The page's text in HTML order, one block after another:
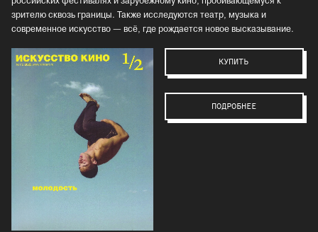
зрителю сквозь границы. Также исследуются театр, музыка и
современное искусство — всё, где рождается новое высказывание.
КУПИТЬ
ПОДРОБНЕЕ